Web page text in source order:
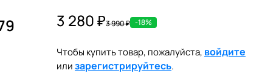
3 280 ₽3 990 ₽ -18%
Чтобы купить товар, пожалуйста, войдите
илизарегистрируйтесь.